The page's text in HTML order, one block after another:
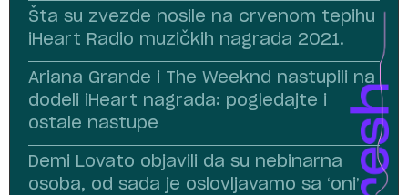
Šta su zvezde nosile na crvenom tepihu
iHeart Radio muzičkih nagrada 2021.
Ariana Grande i The Weeknd nastupili na
dodeli iHeart nagrada: pogledajte i
ostale nastupe
Demi Lovato objavili da su nebinarna
osoba, od sada je oslovljavamo sa ‘oni’